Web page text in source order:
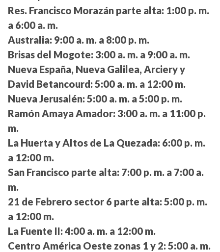
Res. Francisco Morazán parte alta: 1:00 p. m.
a 6:00 a. m.
Australia: 9:00 a. m. a 8:00 p. m.
Brisas del Mogote: 3:00 a. m. a 9:00 a. m.
Nueva España, Nueva Galilea, Arciery y
David Betancourd: 5:00 a. m. a 12:00 m.
Nueva Jerusalén: 5:00 a. m. a 5:00 p. m.
Ramón Amaya Amador: 3:00 a. m. a 11:00 p.
m.
La Huerta y Altos de La Quezada: 6:00 p. m.
a 12:00 m.
San Francisco parte alta: 7:00 p. m. a 7:00 a.
m.
21 de Febrero sector 6 parte alta: 5:00 p. m.
a 12:00 m.
La Fuente II: 4:00 a. m. a 12:00 m.
Centro América Oeste zonas 1 y 2: 5:00 a. m.